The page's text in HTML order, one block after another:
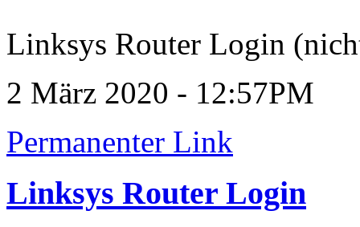
Linksys Router Login
2 März 2020 - 12:57PM
Permanenter Link
Linksys Router Login